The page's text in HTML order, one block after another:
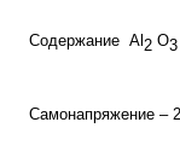
Содержание Al2 O3
Самонапряжение –